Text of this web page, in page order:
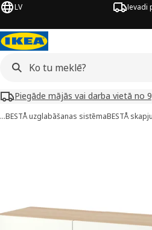
LV Ievadi
Piegāde mājās vai darba vietā no
…BESTÅ uzglabāšanas sistēmaBESTÅ